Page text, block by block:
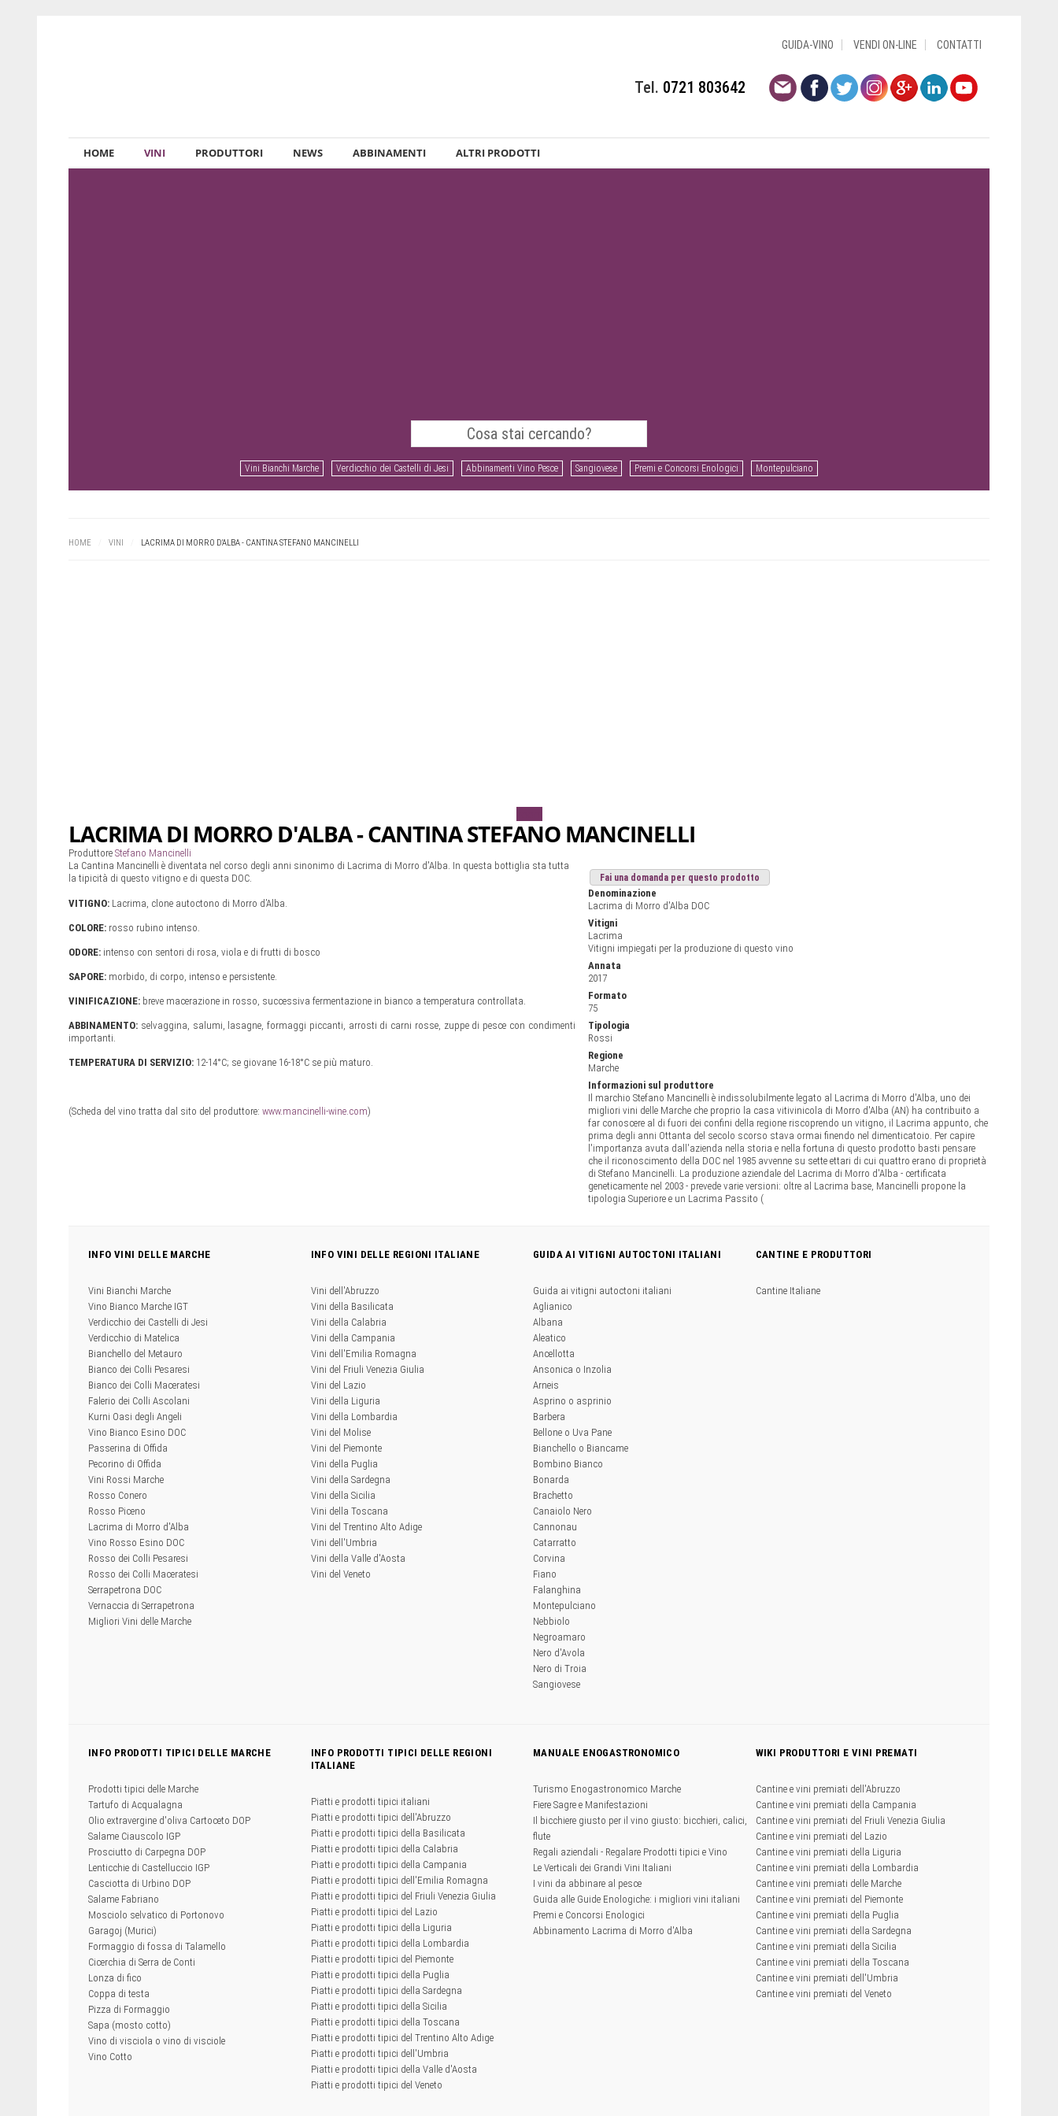
GUIDA-VINO VENDI ON-LINE CONTATTI
Tel. 0721 803642
HOME VINI PRODUTTORI NEWS ABBINAMENTI ALTRI PRODOTTI
Vini Bianchi Marche Verdicchio dei Castelli di Jesi Abbinamenti Vino Pesce Sangiovese Premi e Concorsi Enologici Montepulciano
HOME VINI LACRIMA DI MORRO D'ALBA - CANTINA STEFANO MANCINELLI
LACRIMA DI MORRO D'ALBA - CANTINA STEFANO MANCINELLI
Produttore Stefano Mancinelli
Fai una domanda per questo prodotto
Denominazione
Lacrima di Morro d'Alba DOC
Vitigni
Lacrima
Vitigni impiegati per la produzione di questo vino
Annata
2017
Formato
75
Tipologia
Rossi
Regione
Marche
Informazioni sul produttore
Il marchio Stefano Mancinelli è indissolubilmente legato al Lacrima di Morro d'Alba, uno dei
migliori vini delle Marche che proprio la casa vitivinicola di Morro d'Alba (AN) ha contribuito a
far conoscere al di fuori dei confini della regione riscoprendo un vitigno, il Lacrima appunto, che
prima degli anni Ottanta del secolo scorso stava ormai finendo nel dimenticatoio. Per capire
l'importanza avuta dall'azienda nella storia e nella fortuna di questo prodotto basti pensare
che il riconoscimento della DOC nel 1985 avvenne su sette ettari di cui quattro erano di proprietà
di Stefano Mancinelli. La produzione aziendale del Lacrima di Morro d'Alba - certificata
geneticamente nel 2003 - prevede varie versioni: oltre al Lacrima base, Mancinelli propone la
tipologia Superiore e un Lacrima Passito (
La Cantina Mancinelli è diventata nel corso degli anni sinonimo di Lacrima di Morro d'Alba. In questa bottiglia sta tutta
la tipicità di questo vitigno e di questa DOC.
VITIGNO: Lacrima, clone autoctono di Morro d’Alba.
COLORE: rosso rubino intenso.
ODORE: intenso con sentori di rosa, viola e di frutti di bosco
SAPORE: morbido, di corpo, intenso e persistente.
VINIFICAZIONE: breve macerazione in rosso, successiva fermentazione in bianco a temperatura controllata.
ABBINAMENTO: selvaggina, salumi, lasagne, formaggi piccanti, arrosti di carni rosse, zuppe di pesce con condimenti
importanti.
TEMPERATURA DI SERVIZIO: 12-14°C; se giovane 16-18°C se più maturo.
(Scheda del vino tratta dal sito del produttore: www.mancinelli-wine.com)
INFO VINI DELLE MARCHE
Vini Bianchi Marche
Vino Bianco Marche IGT
Verdicchio dei Castelli di Jesi
Verdicchio di Matelica
Bianchello del Metauro
Bianco dei Colli Pesaresi
Bianco dei Colli Maceratesi
Falerio dei Colli Ascolani
Kurni Oasi degli Angeli
Vino Bianco Esino DOC
Passerina di Offida
Pecorino di Offida
Vini Rossi Marche
Rosso Conero
Rosso Piceno
Lacrima di Morro d'Alba
Vino Rosso Esino DOC
Rosso dei Colli Pesaresi
Rosso dei Colli Maceratesi
Serrapetrona DOC
Vernaccia di Serrapetrona
Migliori Vini delle Marche
INFO VINI DELLE REGIONI ITALIANE
Vini dell'Abruzzo
Vini della Basilicata
Vini della Calabria
Vini della Campania
Vini dell'Emilia Romagna
Vini del Friuli Venezia Giulia
Vini del Lazio
Vini della Liguria
Vini della Lombardia
Vini del Molise
Vini del Piemonte
Vini della Puglia
Vini della Sardegna
Vini della Sicilia
Vini della Toscana
Vini del Trentino Alto Adige
Vini dell'Umbria
Vini della Valle d'Aosta
Vini del Veneto
GUIDA AI VITIGNI AUTOCTONI ITALIANI
Guida ai vitigni autoctoni italiani
Aglianico
Albana
Aleatico
Ancellotta
Ansonica o Inzolia
Arneis
Asprino o asprinio
Barbera
Bellone o Uva Pane
Bianchello o Biancame
Bombino Bianco
Bonarda
Brachetto
Canaiolo Nero
Cannonau
Catarratto
Corvina
Fiano
Falanghina
Montepulciano
Nebbiolo
Negroamaro
Nero d'Avola
Nero di Troia
Sangiovese
CANTINE E PRODUTTORI
Cantine Italiane
INFO PRODOTTI TIPICI DELLE MARCHE
Prodotti tipici delle Marche
Tartufo di Acqualagna
Olio extravergine d'oliva Cartoceto DOP
Salame Ciauscolo IGP
Prosciutto di Carpegna DOP
Lenticchie di Castelluccio IGP
Casciotta di Urbino DOP
Salame Fabriano
Mosciolo selvatico di Portonovo
Garagoj (Murici)
Formaggio di fossa di Talamello
Cicerchia di Serra de Conti
Lonza di fico
Coppa di testa
Pizza di Formaggio
Sapa (mosto cotto)
Vino di visciola o vino di visciole
Vino Cotto
INFO PRODOTTI TIPICI DELLE REGIONI
ITALIANE
Piatti e prodotti tipici italiani
Piatti e prodotti tipici dell'Abruzzo
Piatti e prodotti tipici della Basilicata
Piatti e prodotti tipici della Calabria
Piatti e prodotti tipici della Campania
Piatti e prodotti tipici dell'Emilia Romagna
Piatti e prodotti tipici del Friuli Venezia Giulia
Piatti e prodotti tipici del Lazio
Piatti e prodotti tipici della Liguria
Piatti e prodotti tipici della Lombardia
Piatti e prodotti tipici del Piemonte
Piatti e prodotti tipici della Puglia
Piatti e prodotti tipici della Sardegna
Piatti e prodotti tipici della Sicilia
Piatti e prodotti tipici della Toscana
Piatti e prodotti tipici del Trentino Alto Adige
Piatti e prodotti tipici dell'Umbria
Piatti e prodotti tipici della Valle d'Aosta
Piatti e prodotti tipici del Veneto
MANUALE ENOGASTRONOMICO
Turismo Enogastronomico Marche
Fiere Sagre e Manifestazioni
Il bicchiere giusto per il vino giusto: bicchieri, calici,
flute
Regali aziendali - Regalare Prodotti tipici e Vino
Le Verticali dei Grandi Vini Italiani
I vini da abbinare al pesce
Guida alle Guide Enologiche: i migliori vini italiani
Premi e Concorsi Enologici
Abbinamento Lacrima di Morro d'Alba
WIKI PRODUTTORI E VINI PREMATI
Cantine e vini premiati dell'Abruzzo
Cantine e vini premiati della Campania
Cantine e vini premiati del Friuli Venezia Giulia
Cantine e vini premiati del Lazio
Cantine e vini premiati della Liguria
Cantine e vini premiati della Lombardia
Cantine e vini premiati delle Marche
Cantine e vini premiati del Piemonte
Cantine e vini premiati della Puglia
Cantine e vini premiati della Sardegna
Cantine e vini premiati della Sicilia
Cantine e vini premiati della Toscana
Cantine e vini premiati dell'Umbria
Cantine e vini premiati del Veneto